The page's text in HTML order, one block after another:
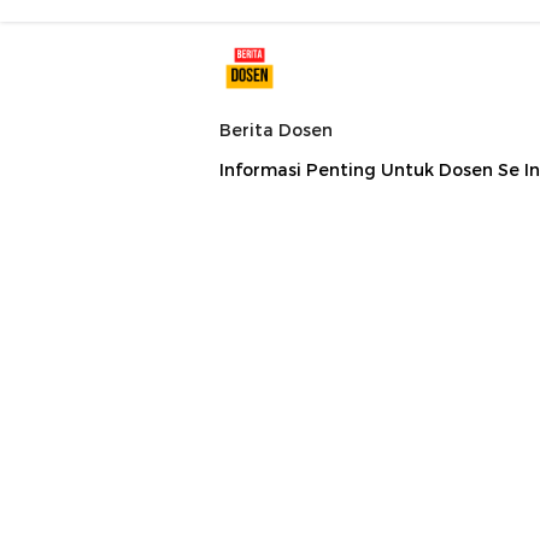
Berita Dosen
Informasi Penting Untuk Dosen Se